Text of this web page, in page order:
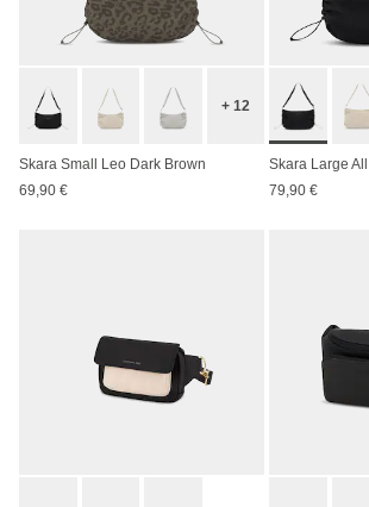
+ 12
Skara Small Leo Dark Brown
69,90 €
Skara Large
79,90 €